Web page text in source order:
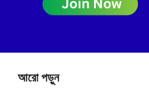
আরো পড়ুন